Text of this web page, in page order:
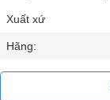
Xuất xứ
Hãng: